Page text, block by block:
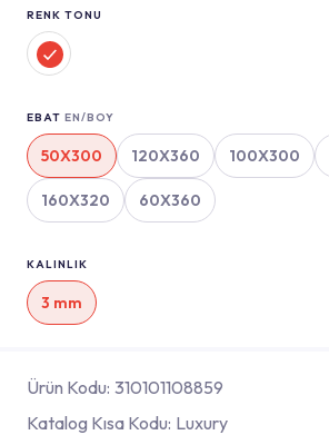
RENK TONU
EBAT EN/BOY
50X300 120X360 100X300
160X320 60X360
KALINLIK
3 mm
Ürün Kodu: 310101108859
Katalog Kısa Kodu: Luxury